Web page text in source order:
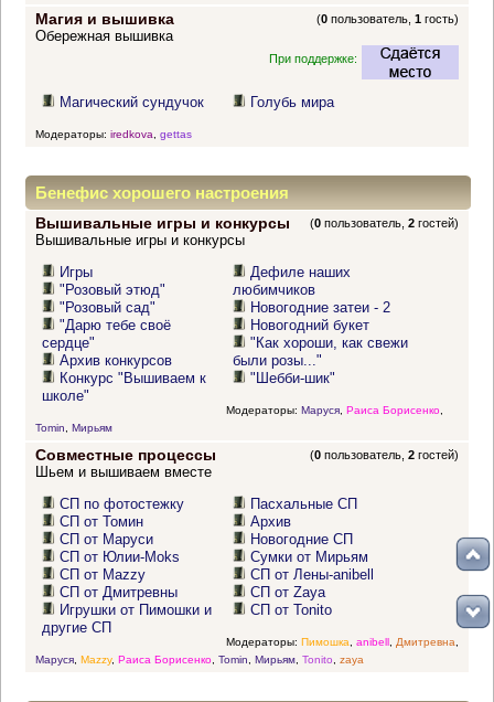
Магия и вышивка (0 пользователь,1 гость)
Обережная вышивка
При поддержке:
Магический сундучок Голубь мира
Модераторы: iredkova gettas
Бенефис хорошего настроения
Вышивальные игры и конкурсы (0 пользователь,2 гостей)
Вышивальные игры и конкурсы
Игры
"Розовый этюд"
"Розовый сад"
"Дарю тебе своё
сердце"
Архив конкурсов
Конкурс "Вышиваем к
школе"
Дефиле наших
любимчиков
Новогодние затеи - 2
Новогодний букет
"Как хороши, как свежи
были розы..."
"Шебби-шик"
Модераторы: Маруся, Раиса Борисенко,
Tomin
Мирьям
Совместные процессы (0 пользователь,2 гостей)
Шьем и вышиваем вместе
СП по фотостежку
СП от Томин
СП от Маруси
СП от Юлии-Moks
СП от Mazzy
СП от Дмитревны
Игрушки от Пимошки и
другие СП
Пасхальные СП
Архив
Новогодние СП
Сумки от Мирьям
СП от Лены-anibell
СП от Zaya
СП от Tonito
Модераторы: Пимошка anibell, Дмитревна
Маруся, Mazzy, Раиса Борисенко, Tomin Мирьям, Tonito zaya